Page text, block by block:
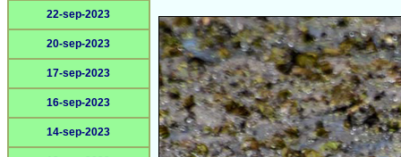
22-sep-2023
20-sep-2023
17-sep-2023
16-sep-2023
14-sep-2023